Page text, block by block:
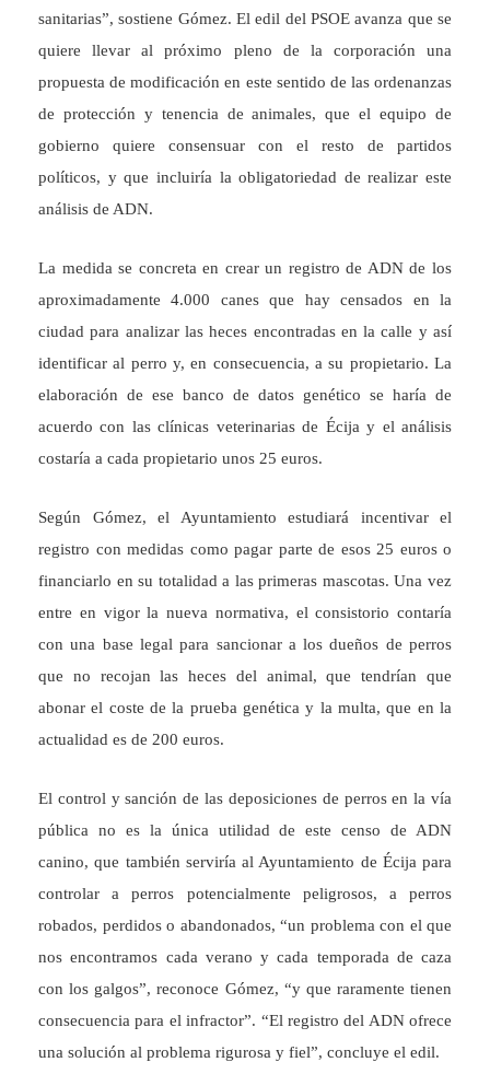
sanitarias”, sostiene Gómez. El edil del PSOE avanza que se
quiere llevar al próximo pleno de la corporación una
propuesta de modificación en este sentido de las ordenanzas
de protección y tenencia de animales, que el equipo de
gobierno quiere consensuar con el resto de partidos
políticos, y que incluiría la obligatoriedad de realizar este
análisis de ADN.
La medida se concreta en crear un registro de ADN de los
aproximadamente 4.000 canes que hay censados en la
ciudad para analizar las heces encontradas en la calle y así
identificar al perro y, en consecuencia, a su propietario. La
elaboración de ese banco de datos genético se haría de
acuerdo con las clínicas veterinarias de Écija y el análisis
costaría a cada propietario unos 25 euros.
Según Gómez, el Ayuntamiento estudiará incentivar el
registro con medidas como pagar parte de esos 25 euros o
financiarlo en su totalidad a las primeras mascotas. Una vez
entre en vigor la nueva normativa, el consistorio contaría
con una base legal para sancionar a los dueños de perros
que no recojan las heces del animal, que tendrían que
abonar el coste de la prueba genética y la multa, que en la
actualidad es de 200 euros.
El control y sanción de las deposiciones de perros en la vía
pública no es la única utilidad de este censo de ADN
canino, que también serviría al Ayuntamiento de Écija para
controlar a perros potencialmente peligrosos, a perros
robados, perdidos o abandonados, “un problema con el que
nos encontramos cada verano y cada temporada de caza
con los galgos”, reconoce Gómez, “y que raramente tienen
consecuencia para el infractor”. “El registro del ADN ofrece
una solución al problema rigurosa y fiel”, concluye el edil.